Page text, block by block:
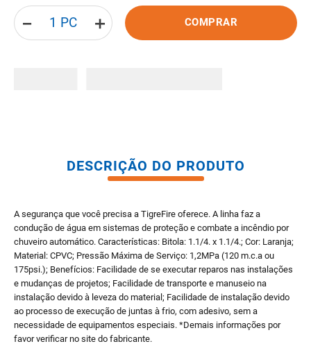
＋
－ COMPRAR
DESCRIÇÃO DO PRODUTO
A segurança que você precisa a TigreFire oferece. A linha faz a
condução de água em sistemas de proteção e combate a incêndio por
chuveiro automático. Características: Bitola: 1.1/4. x 1.1/4.; Cor: Laranja;
Material: CPVC; Pressão Máxima de Serviço: 1,2MPa (120 m.c.a ou
175psi.); Benefícios: Facilidade de se executar reparos nas instalações
e mudanças de projetos; Facilidade de transporte e manuseio na
instalação devido à leveza do material; Facilidade de instalação devido
ao processo de execução de juntas à frio, com adesivo, sem a
necessidade de equipamentos especiais. *Demais informações por
favor verificar no site do fabricante.
vaso sanitario caixa acoplada